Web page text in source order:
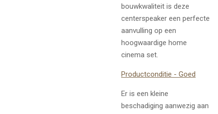
bouwkwaliteit is deze
centerspeaker een perfecte
aanvulling op een
hoogwaardige home
cinema set.
Productconditie - Goed
Er is een kleine
beschadiging aanwezig aan